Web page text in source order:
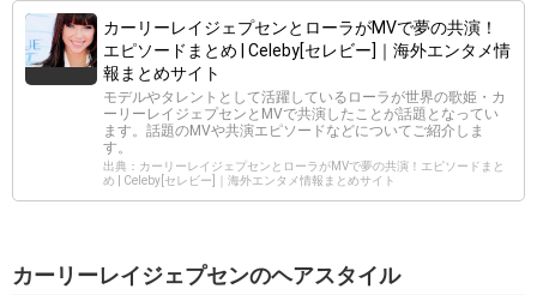
カーリーレイジェプセンとローラがMVで夢の共演！
エピソードまとめ | Celeby[セレビー]｜海外エンタメ情
報まとめサイト
モデルやタレントとして活躍しているローラが世界の歌姫・カ
ーリーレイジェプセンとMVで共演したことが話題となってい
ます。話題のMVや共演エピソードなどについてご紹介しま
す。
出典：カーリーレイジェプセンとローラがMVで夢の共演！エピソードまと
め | Celeby[セレビー]｜海外エンタメ情報まとめサイト
カーリーレイジェプセンのヘアスタイル